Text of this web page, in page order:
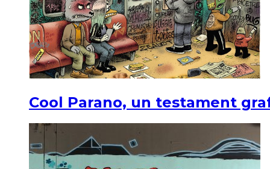
Cool Parano, un testament